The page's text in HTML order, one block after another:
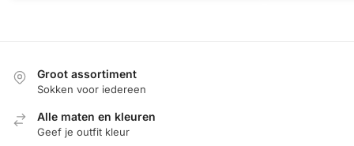
Groot assortiment
Sokken voor iedereen
Alle maten en kleuren
Geef je outfit kleur